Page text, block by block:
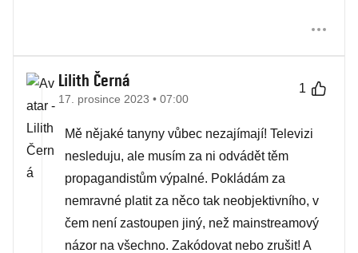
Lilith Černá
17. prosince 2023 • 07:00
1
Mě nějaké tanyny vůbec nezajímají! Televizi
nesleduju, ale musím za ni odvádět těm
propagandistům výpalné. Pokládám za
nemravné platit za něco tak neobjektivního, v
čem není zastoupen jiný, než mainstreamový
názor na všechno. Zakódovat nebo zrušit! A